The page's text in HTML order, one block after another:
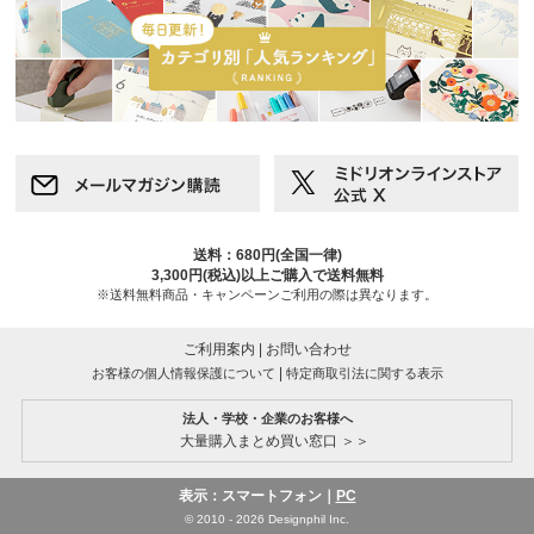
送料：680円(全国一律)
3,300円(税込)以上ご購入で送料無料
※送料無料商品・キャンペーンご利用の際は異なります。
ご利用案内 お問い合わせ
お客様の個人情報保護について 特定商取引法に関する表示
法人・学校・企業のお客様へ
大量購入まとめ買い窓口 ＞＞
表示：スマートフォン｜ PC
© 2010 - 2026 Designphil Inc.